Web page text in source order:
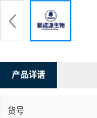
产品详请
货号